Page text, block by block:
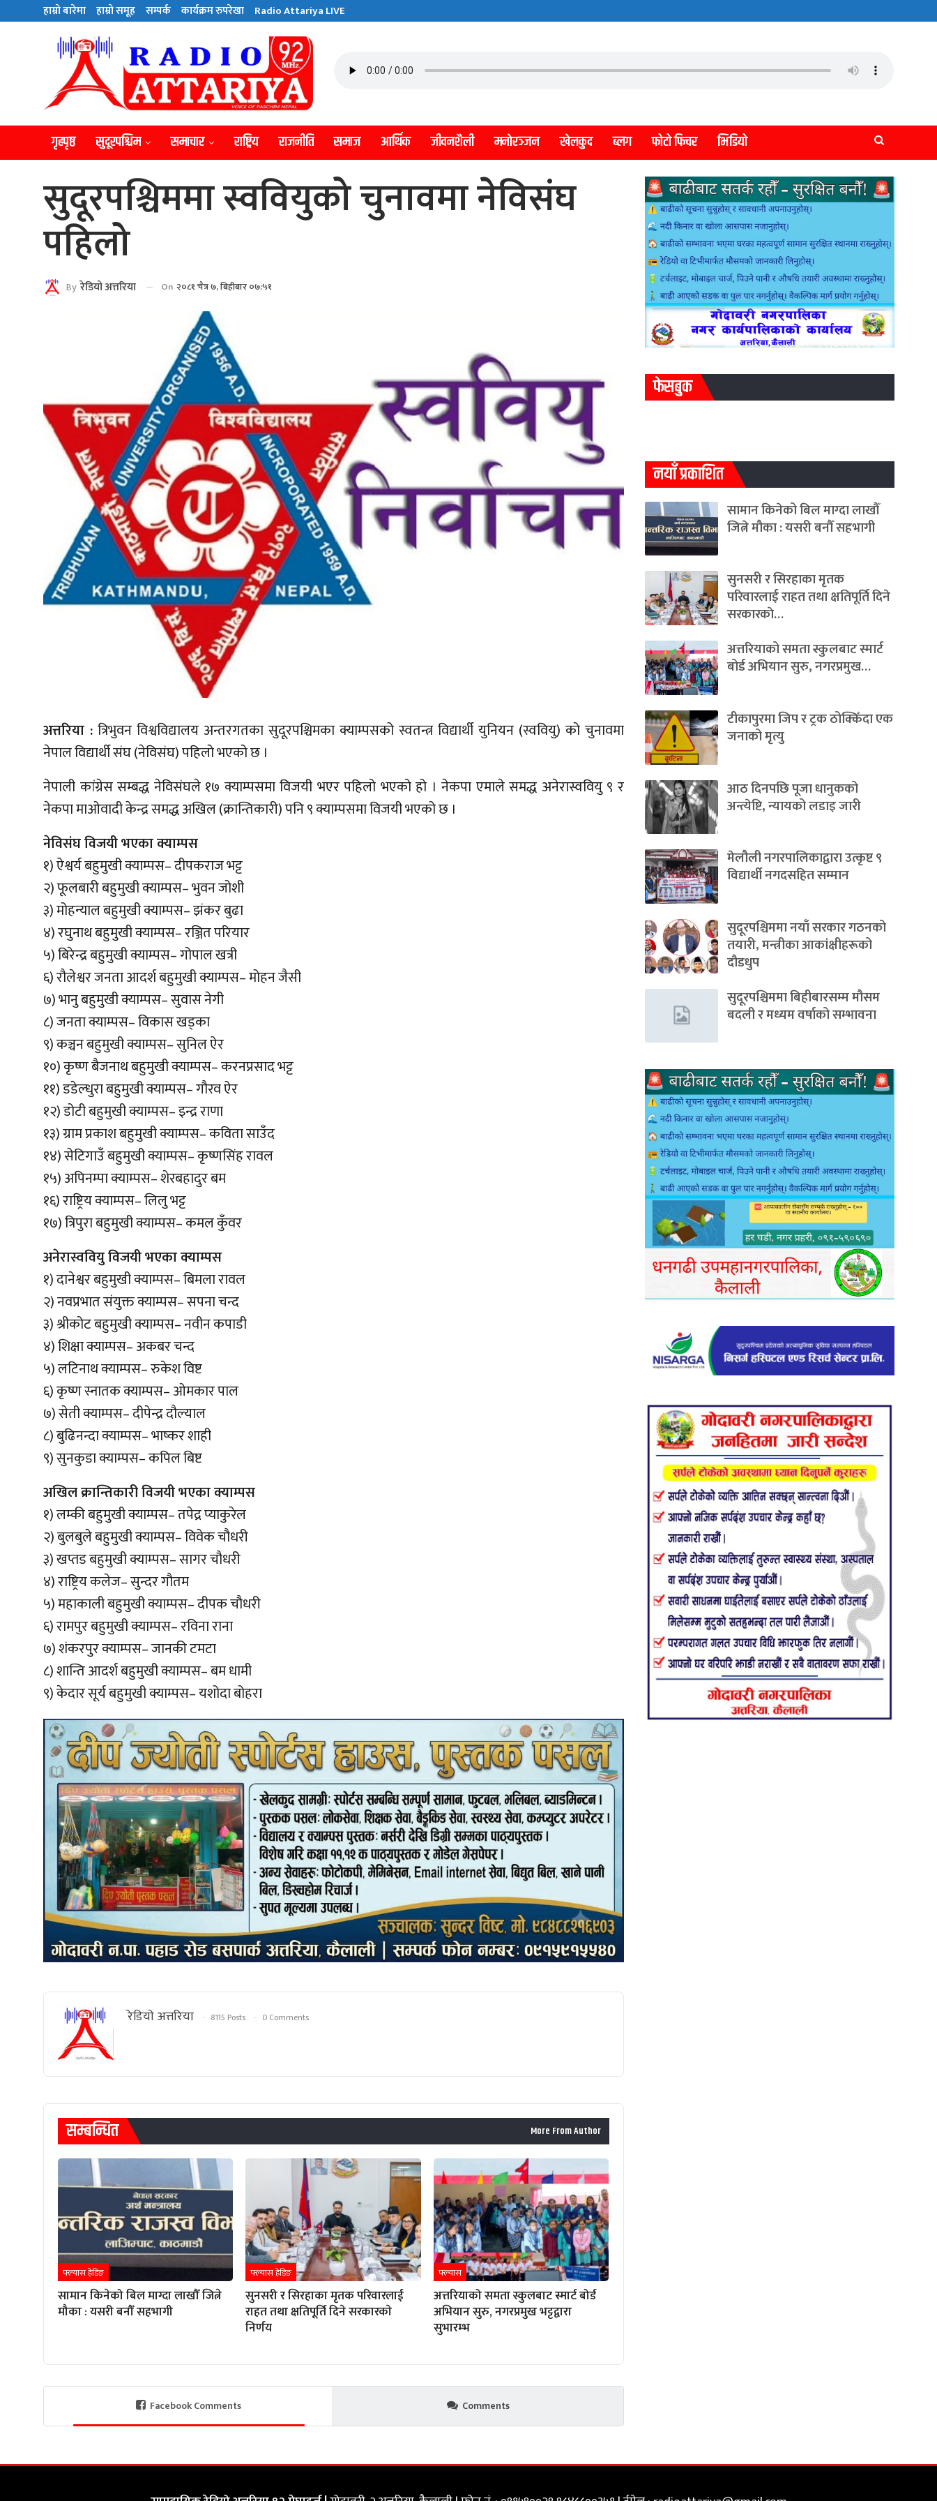
हाम्राे बारेमा हाम्राे समूह सम्पर्क कार्यक्रम रुपरेखा Radio Attariya LIVE
गृहपृष्ठ सुदूरपश्चिम समाचार राष्ट्रिय राजनीति समाज आर्थिक जीवनशैली मनाेरञ्जन खेलकुद ब्लग फोटो फिचर भिडियो
सुदूरपश्चिममा स्ववियुको चुनावमा नेविसंघ
पहिलो
By रेडियाे अत्तरिया On २०८१ चैत्र ७, बिहीबार ०७:५१
अत्तरिया :त्रिभुवन विश्वविद्यालय अन्तरगतका सुदूरपश्चिमका क्याम्पसको स्वतन्त्र विद्यार्थी युनियन (स्ववियु) को चुनावमा
नेपाल विद्यार्थी संघ (नेविसंघ) पहिलो भएको छ ।
नेपाली कांग्रेस सम्बद्ध नेविसंघले १७ क्याम्पसमा विजयी भएर पहिलो भएको हो । नेकपा एमाले समद्ध अनेरास्ववियु ९ र
नेकपा माओवादी केन्द्र समद्ध अखिल (क्रान्तिकारी) पनि ९ क्याम्पसमा विजयी भएको छ ।
नेविसंघ विजयी भएका क्याम्पस
१) ऐश्वर्य बहुमुखी क्याम्पस– दीपकराज भट्ट
२) फूलबारी बहुमुखी क्याम्पस– भुवन जोशी
३) मोहन्याल बहुमुखी क्याम्पस– झंकर बुढा
४) रघुनाथ बहुमुखी क्याम्पस– रञ्जित परियार
५) बिरेन्द्र बहुमुखी क्याम्पस– गोपाल खत्री
६) रौलेश्वर जनता आदर्श बहुमुखी क्याम्पस– मोहन जैसी
७) भानु बहुमुखी क्याम्पस– सुवास नेगी
८) जनता क्याम्पस– विकास खड्का
९) कञ्चन बहुमुखी क्याम्पस– सुनिल ऐर
१०) कृष्ण बैजनाथ बहुमुखी क्याम्पस– करनप्रसाद भट्ट
११) डडेल्धुरा बहुमुखी क्याम्पस– गौरव ऐर
१२) डोटी बहुमुखी क्याम्पस– इन्द्र राणा
१३) ग्राम प्रकाश बहुमुखी क्याम्पस– कविता साउँद
१४) सेटिगाउँ बहुमुखी क्याम्पस– कृष्णसिंह रावल
१५) अपिनम्पा क्याम्पस– शेरबहादुर बम
१६) राष्ट्रिय क्याम्पस– लिलु भट्ट
१७) त्रिपुरा बहुमुखी क्याम्पस– कमल कुँवर
अनेरास्ववियु विजयी भएका क्याम्पस
१) दानेश्वर बहुमुखी क्याम्पस– बिमला रावल
२) नवप्रभात संयुक्त क्याम्पस– सपना चन्द
३) श्रीकोट बहुमुखी क्याम्पस– नवीन कपाडी
४) शिक्षा क्याम्पस– अकबर चन्द
५) लटिनाथ क्याम्पस– रुकेश विष्ट
६) कृष्ण स्नातक क्याम्पस– ओमकार पाल
७) सेती क्याम्पस– दीपेन्द्र दौल्याल
८) बुढिनन्दा क्याम्पस– भाष्कर शाही
९) सुनकुडा क्याम्पस– कपिल बिष्ट
अखिल क्रान्तिकारी विजयी भएका क्याम्पस
१) लम्की बहुमुखी क्याम्पस– तपेद्र प्याकुरेल
२) बुलबुले बहुमुखी क्याम्पस– विवेक चौधरी
३) खप्तड बहुमुखी क्याम्पस– सागर चौधरी
४) राष्ट्रिय कलेज– सुन्दर गौतम
५) महाकाली बहुमुखी क्याम्पस– दीपक चौधरी
६) रामपुर बहुमुखी क्याम्पस– रविना राना
७) शंकरपुर क्याम्पस– जानकी टमटा
८) शान्ति आदर्श बहुमुखी क्याम्पस– बम धामी
९) केदार सूर्य बहुमुखी क्याम्पस– यशोदा बोहरा
रेडियाे अत्तरिया 8115 Posts 0 Comments
सम्बन्धित More From Author
फ्ल्यास हेडिङ
सामान किनेको बिल माग्दा लाखौँ जित्ने
मौका : यसरी बनौँ सहभागी
फ्ल्यास हेडिङ
सुनसरी र सिरहाका मृतक परिवारलाई
राहत तथा क्षतिपूर्ति दिने सरकारकाे
निर्णय
फ्ल्यास
अत्तरियाको समता स्कुलबाट स्मार्ट बोर्ड
अभियान सुरु, नगरप्रमुख भट्टद्वारा
सुभारम्भ
Facebook Comments Comments
फेसबुक
नयाँ प्रकाशित
सामान किनेको बिल माग्दा लाखौँ
जित्ने मौका : यसरी बनौँ सहभागी
सुनसरी र सिरहाका मृतक
परिवारलाई राहत तथा क्षतिपूर्ति दिने
सरकारकाे…
अत्तरियाको समता स्कुलबाट स्मार्ट
बोर्ड अभियान सुरु, नगरप्रमुख…
टीकापुरमा जिप र ट्रक ठोक्किँदा एक
जनाको मृत्यु
आठ दिनपछि पूजा धानुकको
अन्त्येष्टि, न्यायको लडाइ जारी
मेलौली नगरपालिकाद्वारा उत्कृष्ट ९
विद्यार्थी नगदसहित सम्मान
सुदूरपश्चिममा नयाँ सरकार गठनको
तयारी, मन्त्रीका आकांक्षीहरूको
दौडधुप
सुदूरपश्चिममा बिहीबारसम्म मौसम
बदली र मध्यम वर्षाको सम्भावना